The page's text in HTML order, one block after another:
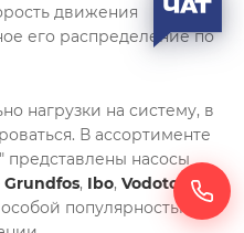
движения
его распределение по
нагрузки на систему, в
В ассортименте
насосы
Grundfos, Ibo, Vodotok
,
популярностью